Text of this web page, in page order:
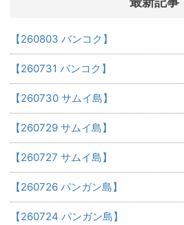
【260803 バンコク】
【260731 バンコク】
【260730 サムイ島】
【260729 サムイ島】
【260727 サムイ島】
【260726 パンガン島】
【260724 パンガン島】